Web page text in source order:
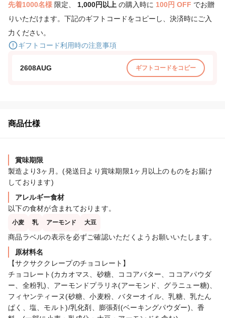
先着1000名様 限定、 1,000円以上 の購入時に 100円 OFF でお贈
りいただけます。下記のギフトコードをコピーし、決済時にご入
力ください。
ギフトコード利用時の注意事項
2608AUG ギフトコードをコピー
商品仕様
賞味期限
製造より3ヶ月。(発送日より賞味期限1ヶ月以上のものをお届け
しております)
アレルギー食材
以下の食材が含まれております。
小麦 乳 アーモンド 大豆
商品ラベルの表示を必ずご確認いただくようお願いいたします。
原材料名
【サクサククレープのチョコレート】
チョコレート(カカオマス、砂糖、ココアバター、ココアパウダ
ー、全粉乳)、アーモンドプラリネ(アーモンド、グラニュー糖)、
フィヤンティーヌ(砂糖、小麦粉、バターオイル、乳糖、乳たん
ぱく、塩、モルト)/乳化剤、膨張剤(ベーキングパウダー)、香